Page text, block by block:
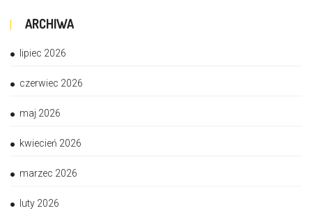
ARCHIWA
lipiec 2026
czerwiec 2026
maj 2026
kwiecień 2026
marzec 2026
luty 2026